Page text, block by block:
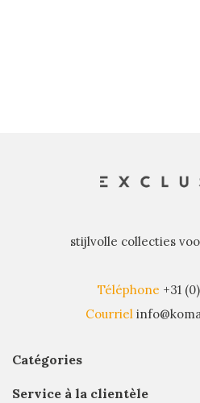
stijlvolle collecties
Téléphone +31
Courriel
Catégories
Service à la clientèle